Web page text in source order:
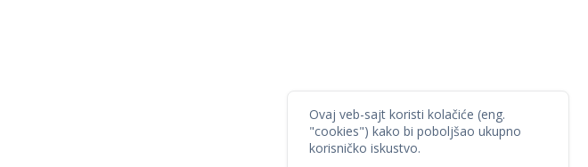
Ovaj veb-sajt koristi kolačiće (eng.
"cookies") kako bi poboljšao ukupno
korisničko iskustvo.